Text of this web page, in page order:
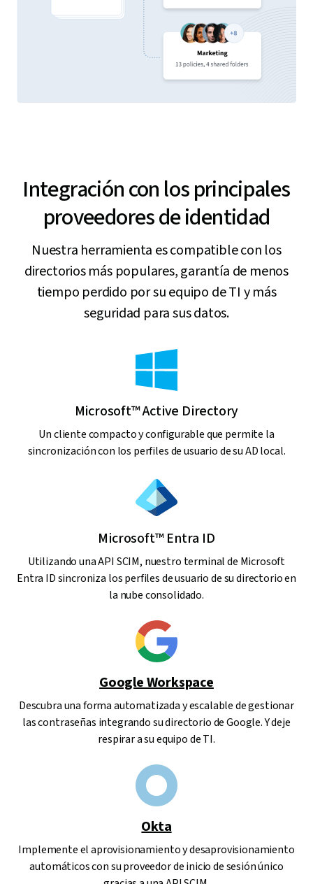
Integración con los principales
proveedores de identidad
Nuestra herramienta es compatible con los
directorios más populares, garantía de menos
tiempo perdido por su equipo de TI y más
seguridad para sus datos.
Microsoft™ Active Directory
Un cliente compacto y configurable que permite la
sincronización con los perfiles de usuario de su AD local.
Microsoft™ Entra ID
Utilizando una API SCIM, nuestro terminal de Microsoft
Entra ID sincroniza los perfiles de usuario de su directorio en
la nube consolidado.
Google Workspace
Descubra una forma automatizada y escalable de gestionar
las contraseñas integrando su directorio de Google. Y deje
respirar a su equipo de TI.
Okta
Implemente el aprovisionamiento y desaprovisionamiento
automáticos con su proveedor de inicio de sesión único